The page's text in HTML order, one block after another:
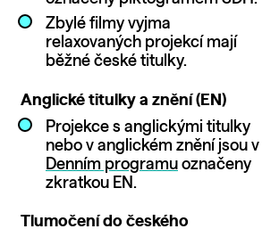
Zbylé filmy vyjma
relaxovaných projekcí mají
běžné české titulky.
Anglické titulky a znění (EN)
Projekce s anglickými titulky
nebo v anglickém znění jsou v
Denním programuoznačeny
zkratkou EN.
Tlumočení do českého